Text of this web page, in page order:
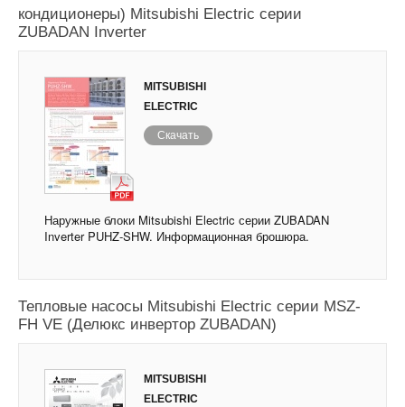
кондиционеры) Mitsubishi Electric серии
ZUBADAN Inverter
MITSUBISHI
ELECTRIC
Скачать
Наружные блоки Mitsubishi Electric серии ZUBADAN
Inverter PUHZ-SHW. Информационная брошюра.
Тепловые насосы Mitsubishi Electric серии MSZ-
FH VE (Делюкс инвертор ZUBADAN)
MITSUBISHI
ELECTRIC